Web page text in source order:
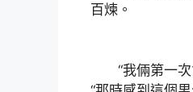
百煉。
“我倆第一次